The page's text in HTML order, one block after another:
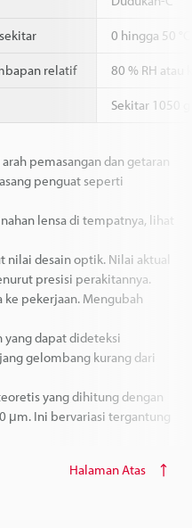
0 hingga 50 °C
relatif 80 % RH atau
Sekitar 1050 g
pemasangan dan getaran
penguat seperti
lensa di tempatnya, lihat
desain optik. Nilai aktual
presisi perakitannya.
ke pekerjaan. Mengubah
dapat dideteksi
gelombang kurang dari
yang dihitung dengan
μm. Ini bervariasi tergantung
Halaman Atas